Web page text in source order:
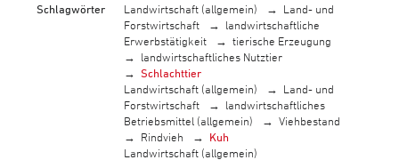
Schlagwörter
Landwirtschaft (allgemein)
Land- und
Forstwirtschaft
landwirtschaftliche
Erwerbstätigkeit
tierische Erzeugung
landwirtschaftliches Nutztier
Schlachttier
Landwirtschaft (allgemein)
Land- und
Forstwirtschaft
landwirtschaftliches
Betriebsmittel (allgemein)
Viehbestand
Rindvieh
Kuh
Landwirtschaft (allgemein)